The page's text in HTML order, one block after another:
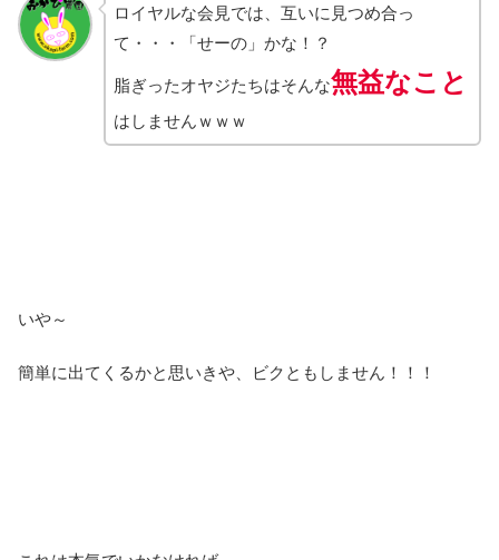
ロイヤルな会見では、互いに見つめ合っ
て・・・「せーの」かな！？
脂ぎったオヤジたちはそんな無益なこと
はしませんｗｗｗ
いや～
簡単に出てくるかと思いきや、ビクともしません！！！